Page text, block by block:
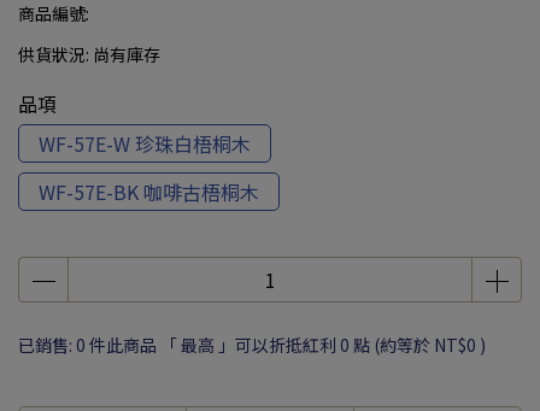
商品編號:
供貨狀況: 尚有庫存
品項
WF-57E-W 珍珠白梧桐木
WF-57E-BK 咖啡古梧桐木
已銷售: 0 件此商品 「 最高 」可以折抵紅利 0 點 (約等於 NT$0 )